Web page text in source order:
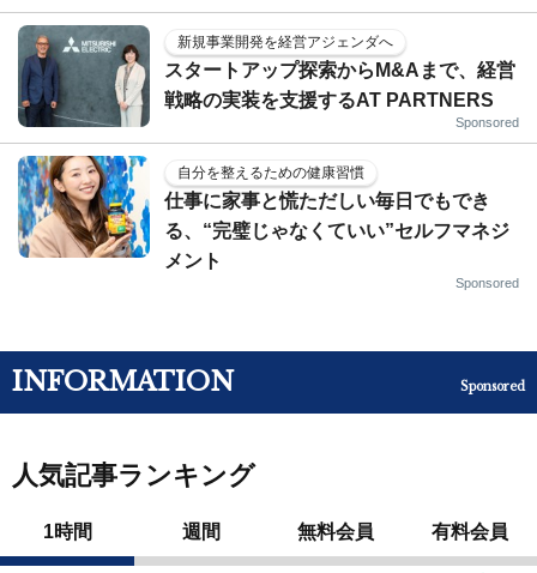
新規事業開発を経営アジェンダへ
スタートアップ探索からM&Aまで、経営
戦略の実装を支援するAT PARTNERS
Sponsored
自分を整えるための健康習慣
仕事に家事と慌ただしい毎日でもでき
る、“完璧じゃなくていい”セルフマネジ
メント
Sponsored
INFORMATION Sponsored
人気記事ランキング
1時間 週間 無料会員 有料会員